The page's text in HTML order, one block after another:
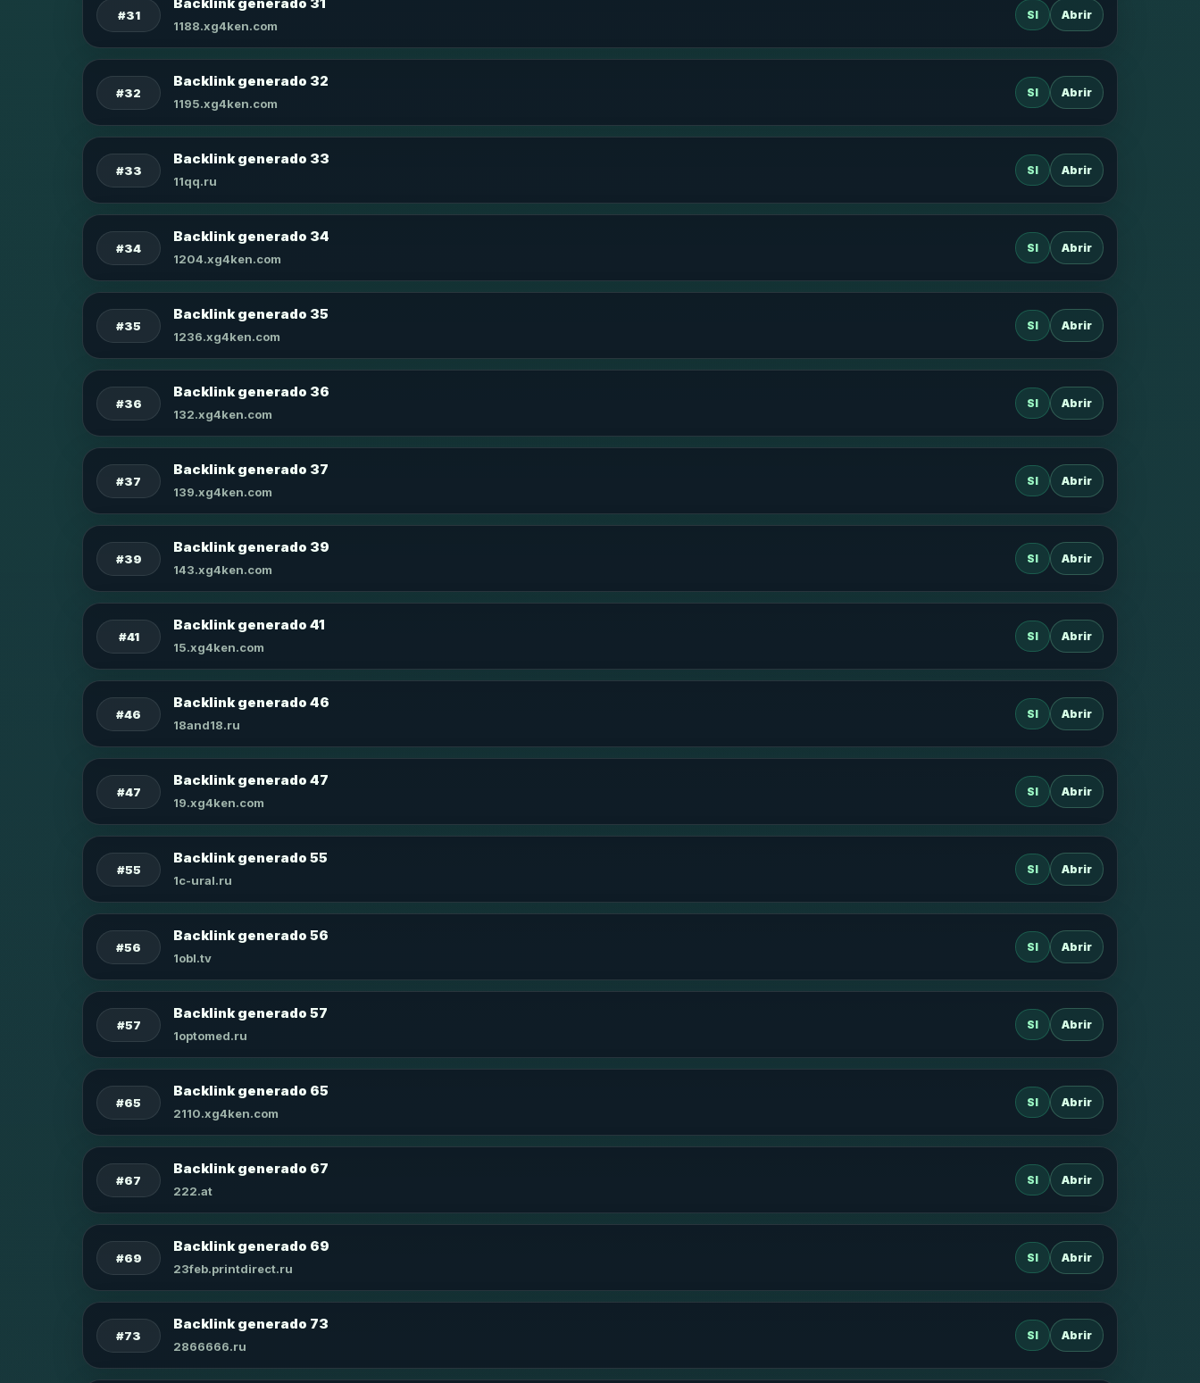
#31
1188.xg4ken.com
SI Abrir
#32
Backlink generado 32
1195.xg4ken.com
SI Abrir
#33
Backlink generado 33
11qq.ru
SI Abrir
#34
Backlink generado 34
1204.xg4ken.com
SI Abrir
#35
Backlink generado 35
1236.xg4ken.com
SI Abrir
#36
Backlink generado 36
132.xg4ken.com
SI Abrir
#37
Backlink generado 37
139.xg4ken.com
SI Abrir
#39
Backlink generado 39
143.xg4ken.com
SI Abrir
#41
Backlink generado 41
15.xg4ken.com
SI Abrir
#46
Backlink generado 46
18and18.ru
SI Abrir
#47
Backlink generado 47
19.xg4ken.com
SI Abrir
#55
Backlink generado 55
1c-ural.ru
SI Abrir
#56
Backlink generado 56
1obl.tv
SI Abrir
#57
Backlink generado 57
1optomed.ru
SI Abrir
#65
Backlink generado 65
2110.xg4ken.com
SI Abrir
#67
Backlink generado 67
222.at
SI Abrir
#69
Backlink generado 69
23feb.printdirect.ru
SI Abrir
#73
Backlink generado 73
2866666.ru
SI Abrir